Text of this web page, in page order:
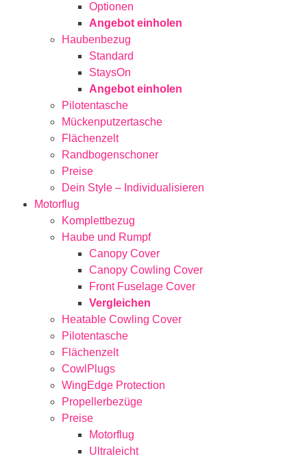
Optionen
Angebot einholen
Haubenbezug
Standard
StaysOn
Angebot einholen
Pilotentasche
Mückenputzertasche
Flächenzelt
Randbogenschoner
Preise
Dein Style – Individualisieren
Motorflug
Komplettbezug
Haube und Rumpf
Canopy Cover
Canopy Cowling Cover
Front Fuselage Cover
Vergleichen
Heatable Cowling Cover
Pilotentasche
Flächenzelt
CowlPlugs
WingEdge Protection
Propellerbezüge
Preise
Motorflug
Ultraleicht